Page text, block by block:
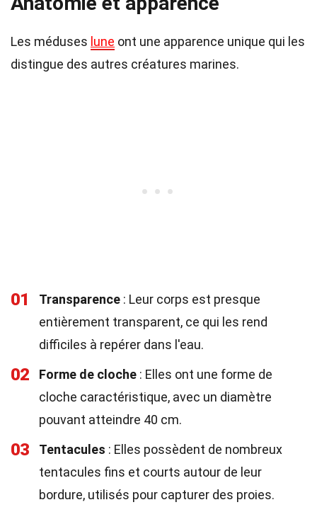
Les méduses lune ont une apparence unique qui les
distingue des autres créatures marines.
01 Transparence : Leur corps est presque
entièrement transparent, ce qui les rend
difficiles à repérer dans l'eau.
02 Forme de cloche : Elles ont une forme de
cloche caractéristique, avec un diamètre
pouvant atteindre 40 cm.
03 Tentacules : Elles possèdent de nombreux
tentacules fins et courts autour de leur
bordure, utilisés pour capturer des proies.